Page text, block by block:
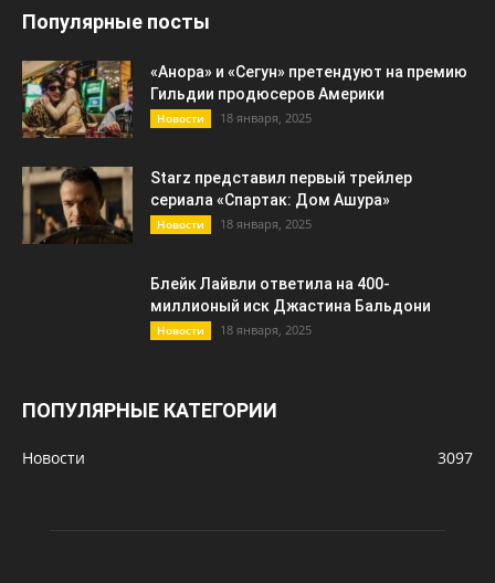
Популярные посты
«Анора» и «Сегун» претендуют на премию
Гильдии продюсеров Америки
Новости 18 января, 2025
Starz представил первый трейлер
сериала «Спартак: Дом Ашура»
Новости 18 января, 2025
Блейк Лайвли ответила на 400-
миллионый иск Джастина Бальдони
Новости 18 января, 2025
ПОПУЛЯРНЫЕ КАТЕГОРИИ
Новости 3097